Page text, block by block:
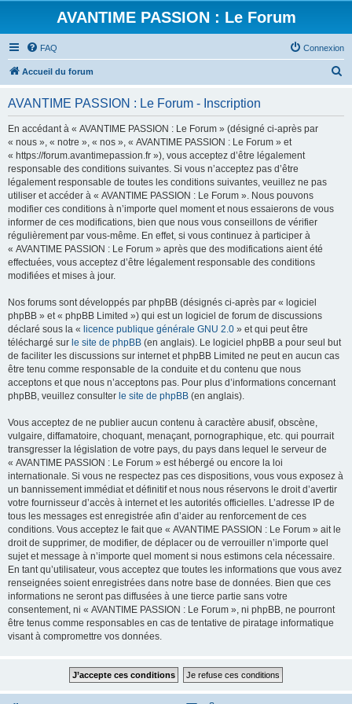
AVANTIME PASSION : Le Forum
FAQ Connexion
Accueil du forum
AVANTIME PASSION : Le Forum - Inscription
En accédant à « AVANTIME PASSION : Le Forum » (désigné ci-après par
« nous », « notre », « nos », « AVANTIME PASSION : Le Forum » et
« https://forum.avantimepassion.fr »), vous acceptez d’être légalement
responsable des conditions suivantes. Si vous n’acceptez pas d’être
légalement responsable de toutes les conditions suivantes, veuillez ne pas
utiliser et accéder à « AVANTIME PASSION : Le Forum ». Nous pouvons
modifier ces conditions à n’importe quel moment et nous essaierons de vous
informer de ces modifications, bien que nous vous conseillons de vérifier
régulièrement par vous-même. En effet, si vous continuez à participer à
« AVANTIME PASSION : Le Forum » après que des modifications aient été
effectuées, vous acceptez d’être légalement responsable des conditions
modifiées et mises à jour.
Nos forums sont développés par phpBB (désignés ci-après par « logiciel
phpBB » et « phpBB Limited ») qui est un logiciel de forum de discussions
déclaré sous la « licence publique générale GNU 2.0 » et qui peut être
téléchargé sur le site de phpBB (en anglais). Le logiciel phpBB a pour seul but
de faciliter les discussions sur internet et phpBB Limited ne peut en aucun cas
être tenu comme responsable de la conduite et du contenu que nous
acceptons et que nous n’acceptons pas. Pour plus d’informations concernant
phpBB, veuillez consulter le site de phpBB (en anglais).
Vous acceptez de ne publier aucun contenu à caractère abusif, obscène,
vulgaire, diffamatoire, choquant, menaçant, pornographique, etc. qui pourrait
transgresser la législation de votre pays, du pays dans lequel le serveur de
« AVANTIME PASSION : Le Forum » est hébergé ou encore la loi
internationale. Si vous ne respectez pas ces dispositions, vous vous exposez à
un bannissement immédiat et définitif et nous nous réservons le droit d’avertir
votre fournisseur d’accès à internet et les autorités officielles. L’adresse IP de
tous les messages est enregistrée afin d’aider au renforcement de ces
conditions. Vous acceptez le fait que « AVANTIME PASSION : Le Forum » ait le
droit de supprimer, de modifier, de déplacer ou de verrouiller n’importe quel
sujet et message à n’importe quel moment si nous estimons cela nécessaire.
En tant qu’utilisateur, vous acceptez que toutes les informations que vous avez
renseignées soient enregistrées dans notre base de données. Bien que ces
informations ne seront pas diffusées à une tierce partie sans votre
consentement, ni « AVANTIME PASSION : Le Forum », ni phpBB, ne pourront
être tenus comme responsables en cas de tentative de piratage informatique
visant à compromettre vos données.